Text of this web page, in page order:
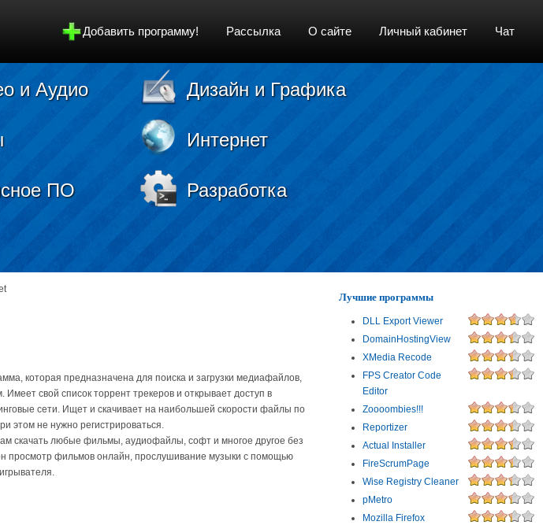
Добавить программу! Рассылка О сайте Личный кабинет Чат
и Аудио Дизайн и Графика
Интернет
ПО Разработка
которая предназначена для поиска и загрузки медиафайлов,
Имеет свой список торрент трекеров и открывает доступ в
сети. Ищет и скачивает на наибольшей скорости файлы по
этом не нужно регистрироваться.
скачать любые фильмы, аудиофайлы, софт и многое другое без
просмотр фильмов онлайн, прослушивание музыки с помощью
Лучшие программы
DLL Export Viewer
DomainHostingView
XMedia Recode
FPS Creator Code
Editor
Zoooombies!!!
Reportizer
Actual Installer
FireScrumPage
Wise Registry Cleaner
pMetro
Mozilla Firefox